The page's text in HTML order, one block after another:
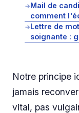
→Mail de
comment
→Lettre de
soignante :
Notre principe
jamais
vital, pas